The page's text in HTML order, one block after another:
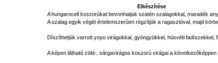
Elkészítése
A hungarocell koszorúkat bevonhatjuk szatén szalagokkal, maradék
A szalag egyik végét értelemszerűen rögzítjük a ragasztóval, majd
Díszíthetjük varrott yoyo virágokkal, gyöngyökkel, húsvéti fadíszekkel,
A képen látható zöld-, sárgavirágos koszorú virágai a